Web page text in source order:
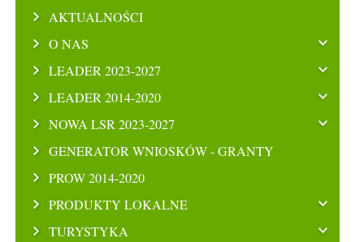
AKTUALNOŚCI
O NAS
LEADER 2023-2027
LEADER 2014-2020
NOWA LSR 2023-2027
GENERATOR WNIOSKÓW - GRANTY
PROW 2014-2020
PRODUKTY LOKALNE
TURYSTYKA